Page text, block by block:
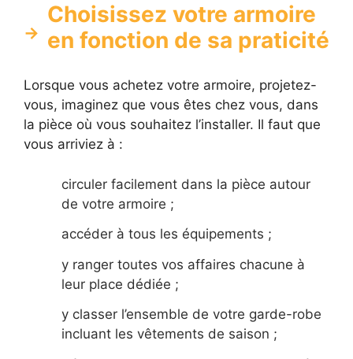
Choisissez votre armoire
en fonction de sa praticité
Lorsque vous achetez votre armoire, projetez-
vous, imaginez que vous êtes chez vous, dans
la pièce où vous souhaitez l’installer. Il faut que
vous arriviez à :
circuler facilement dans la pièce autour
de votre armoire ;
accéder à tous les équipements ;
y ranger toutes vos affaires chacune à
leur place dédiée ;
y classer l’ensemble de votre garde-robe
incluant les vêtements de saison ;